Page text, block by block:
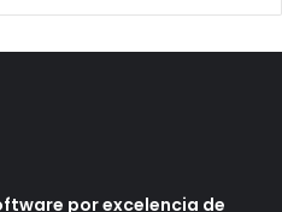
por excelencia de